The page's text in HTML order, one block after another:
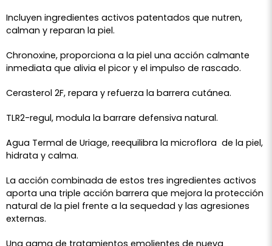
Incluyen ingredientes activos patentados que nutren,
calman y reparan la piel.
Chronoxine, proporciona a la piel una acción calmante
inmediata que alivia el picor y el impulso de rascado.
Cerasterol 2F, repara y refuerza la barrera cutánea.
TLR2-regul, modula la barrare defensiva natural.
Agua Termal de Uriage, reequilibra la microflora de la piel,
hidrata y calma.
La acción combinada de estos tres ingredientes activos
aporta una triple acción barrera que mejora la protección
natural de la piel frente a la sequedad y las agresiones
externas.